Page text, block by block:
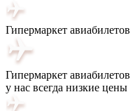
Гипермаркет авиабилетов
Гипермаркет авиабилетов
у нас всегда низкие цены